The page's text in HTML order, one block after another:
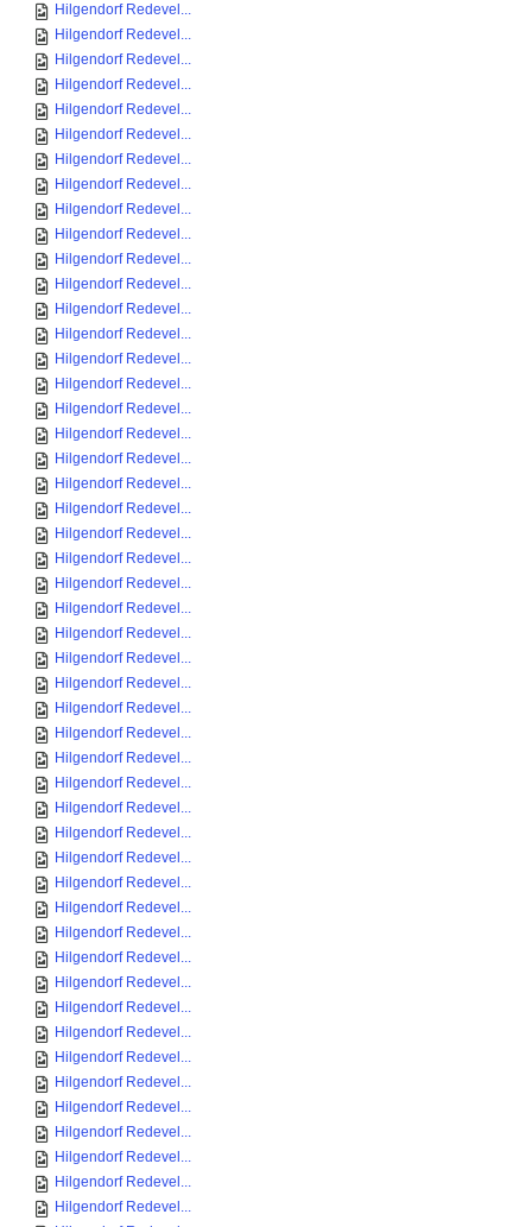
Hilgendorf Redevel...
Hilgendorf Redevel...
Hilgendorf Redevel...
Hilgendorf Redevel...
Hilgendorf Redevel...
Hilgendorf Redevel...
Hilgendorf Redevel...
Hilgendorf Redevel...
Hilgendorf Redevel...
Hilgendorf Redevel...
Hilgendorf Redevel...
Hilgendorf Redevel...
Hilgendorf Redevel...
Hilgendorf Redevel...
Hilgendorf Redevel...
Hilgendorf Redevel...
Hilgendorf Redevel...
Hilgendorf Redevel...
Hilgendorf Redevel...
Hilgendorf Redevel...
Hilgendorf Redevel...
Hilgendorf Redevel...
Hilgendorf Redevel...
Hilgendorf Redevel...
Hilgendorf Redevel...
Hilgendorf Redevel...
Hilgendorf Redevel...
Hilgendorf Redevel...
Hilgendorf Redevel...
Hilgendorf Redevel...
Hilgendorf Redevel...
Hilgendorf Redevel...
Hilgendorf Redevel...
Hilgendorf Redevel...
Hilgendorf Redevel...
Hilgendorf Redevel...
Hilgendorf Redevel...
Hilgendorf Redevel...
Hilgendorf Redevel...
Hilgendorf Redevel...
Hilgendorf Redevel...
Hilgendorf Redevel...
Hilgendorf Redevel...
Hilgendorf Redevel...
Hilgendorf Redevel...
Hilgendorf Redevel...
Hilgendorf Redevel...
Hilgendorf Redevel...
Hilgendorf Redevel...